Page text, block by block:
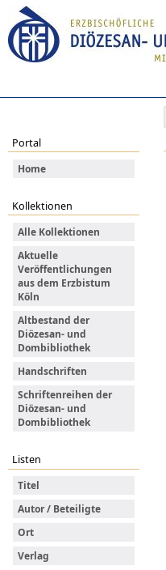
Portal
Home
Kollektionen
Alle Kollektionen
Aktuelle
Veröffentlichungen
aus dem Erzbistum
Köln
Altbestand der
Diözesan- und
Dombibliothek
Handschriften
Schriftenreihen der
Diözesan- und
Dombibliothek
Listen
Titel
Autor / Beteiligte
Ort
Verlag